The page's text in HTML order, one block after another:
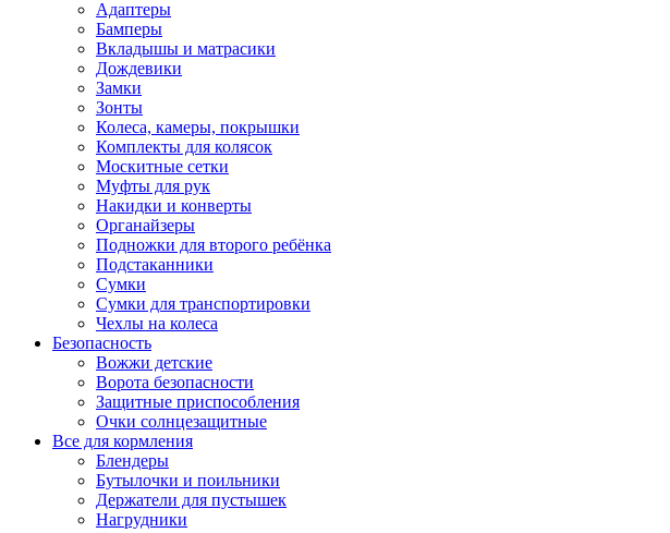
Адаптеры
Бамперы
Вкладышы и матрасики
Дождевики
Замки
Зонты
Колеса, камеры, покрышки
Комплекты для колясок
Москитные сетки
Муфты для рук
Накидки и конверты
Органайзеры
Подножки для второго ребёнка
Подстаканники
Сумки
Сумки для транспортировки
Чехлы на колеса
Безопасность
Вожжи детские
Ворота безопасности
Защитные приспособления
Очки солнцезащитные
Все для кормления
Блендеры
Бутылочки и поильники
Держатели для пустышек
Нагрудники